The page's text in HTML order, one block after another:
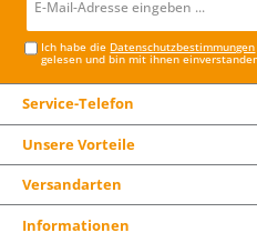
Mail-
Ich habe die Datenschutzbestimmungen
gelesen und bin mit ihnen
Service-Telefon
Unsere Vorteile
Versandarten
Informationen